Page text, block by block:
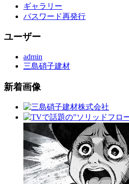
ギャラリー
パスワード再発行
ユーザー
admin
三島硝子建材
新着画像